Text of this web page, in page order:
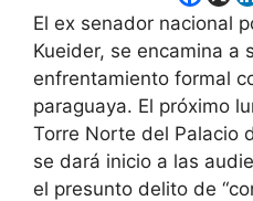
El ex senador nacional
Kueider, se encamina a
enfrentamiento formal
paraguaya. El próximo
Torre Norte del Palacio
se dará inicio a las
el presunto delito de